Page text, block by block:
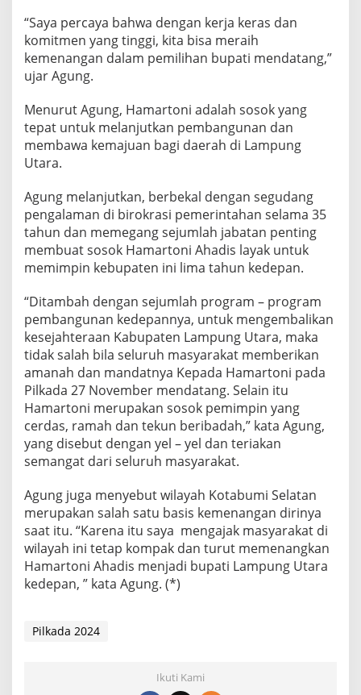
H
a
m
a
o
n
i
A
d
i
s
“Saya percaya bahwa dengan kerja keras dan
komitmen yang tinggi, kita bisa meraih
kemenangan dalam pemilihan bupati mendatang,”
ujar Agung.
Menurut Agung, Hamartoni adalah sosok yang
tepat untuk melanjutkan pembangunan dan
membawa kemajuan bagi daerah di Lampung
Utara.
Agung melanjutkan, berbekal dengan segudang
pengalaman di birokrasi pemerintahan selama 35
tahun dan memegang sejumlah jabatan penting
membuat sosok Hamartoni Ahadis layak untuk
memimpin kebupaten ini lima tahun kedepan.
“Ditambah dengan sejumlah program – program
pembangunan kedepannya, untuk mengembalikan
kesejahteraan Kabupaten Lampung Utara, maka
tidak salah bila seluruh masyarakat memberikan
amanah dan mandatnya Kepada Hamartoni pada
Pilkada 27 November mendatang. Selain itu
Hamartoni merupakan sosok pemimpin yang
cerdas, ramah dan tekun beribadah,” kata Agung,
yang disebut dengan yel – yel dan teriakan
semangat dari seluruh masyarakat.
Agung juga menyebut wilayah Kotabumi Selatan
merupakan salah satu basis kemenangan dirinya
saat itu. “Karena itu saya mengajak masyarakat di
wilayah ini tetap kompak dan turut memenangkan
Hamartoni Ahadis menjadi bupati Lampung Utara
kedepan, ” kata Agung. (*)
Pilkada 2024
Ikuti Kami